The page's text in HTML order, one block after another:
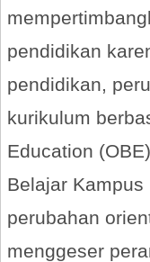
pendidikan
pendidikan,
kurikulum
Education
Belajar
perubahan
menggeser